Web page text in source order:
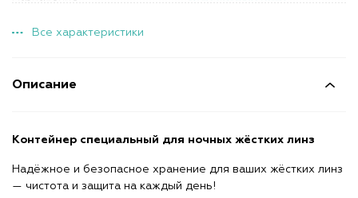
Описание
Контейнер специальный для ночных жёстких линз
Надёжное и безопасное хранение для ваших жёстких линз
— чистота и защита на каждый день!
Все характеристики